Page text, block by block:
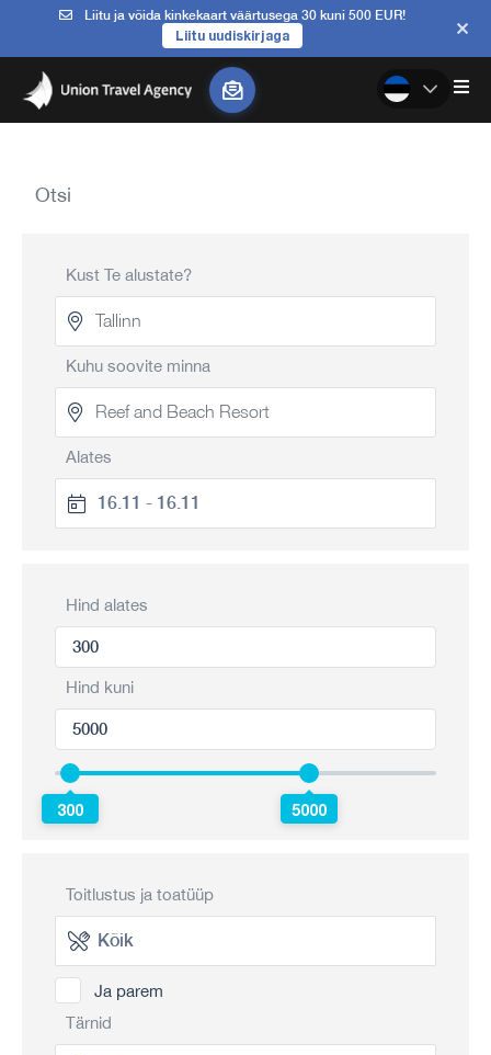
Liitu ja võida kinkekaart väärtusega 30 kuni 500 EUR!
Liitu uudiskirjaga
Otsi
Kust Te alustate?
Kuhu soovite minna
Alates
Hind alates
Hind kuni
300 5000
Toitlustus ja toatüüp
Ja parem
Tärnid